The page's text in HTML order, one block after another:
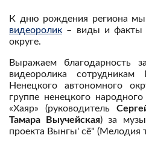
К дню рождения региона мы
видеоролик – виды и факты
округе.
Выражаем благодарность
видеоролика сотрудникам
Ненецкого автономного
группе ненецкого
«Хаяр» (руководитель
Тамара Выучейская) за
проекта Вынгы' сë" (Мелодия